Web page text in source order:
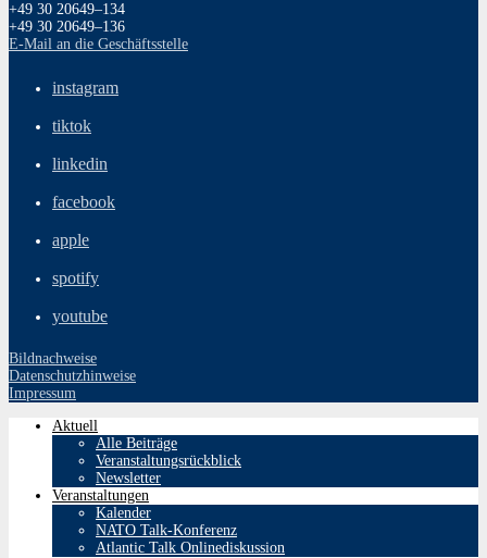
+49 30 20649–134
+49 30 20649–136
E‑Mail an die Geschäftsstelle
instagram
tiktok
linkedin
facebook
apple
spotify
youtube
Bildnachweise
Datenschutzhinweise
Impressum
Aktuell
Alle Beiträge
Veranstaltungsrückblick
Newsletter
Veranstaltungen
Kalender
NATO Talk-Konferenz
Atlantic Talk Onlinediskussion